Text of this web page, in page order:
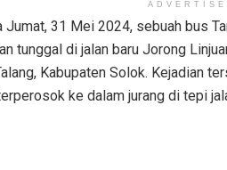
Jumat, 31 Mei 2024, sebuah bus
tunggal di jalan baru Jorong
Kabupaten Solok. Kejadian
ke dalam jurang di tepi